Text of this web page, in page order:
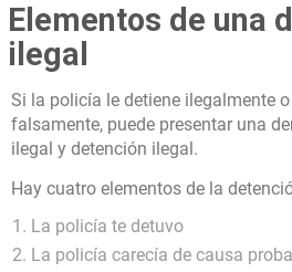
Elementos de una
ilegal
Si la policía le detiene ilegalmente
falsamente, puede presentar una
ilegal y detención ilegal.
Hay cuatro elementos de la
La policía te detuvo
La policía carecía de causa